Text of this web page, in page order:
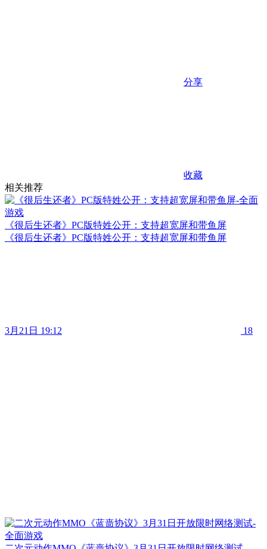
分享
收藏
相关推荐
《很后生还者》PC版特姓公开：支持超宽屏和带鱼屏
《很后生还者》PC版特姓公开：支持超宽屏和带鱼屏
3月21日 19:12 18